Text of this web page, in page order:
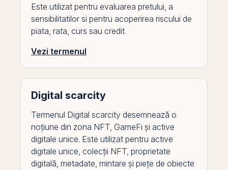
Este utilizat pentru evaluarea pretului, a
sensibilitatilor si pentru acoperirea riscului de
piata, rata, curs sau credit.
Vezi termenul
Digital scarcity
Termenul Digital scarcity desemnează o
noțiune din zona NFT, GameFi și active
digitale unice. Este utilizat pentru active
digitale unice, colecții NFT, proprietate
digitală, metadate, mintare și piețe de obiecte